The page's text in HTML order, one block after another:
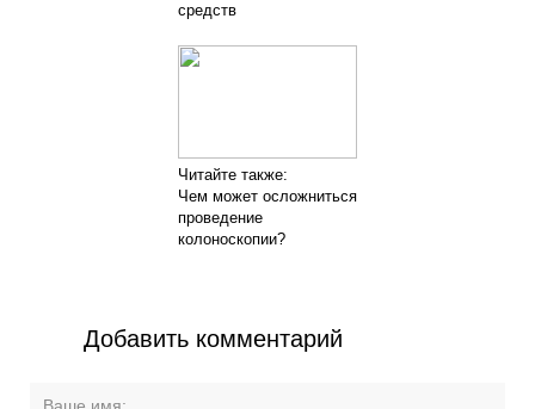
средств
Читайте также:
Чем может осложниться
проведение
колоноскопии?
Добавить комментарий